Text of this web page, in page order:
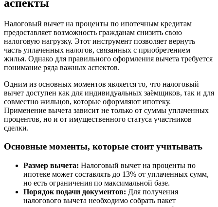
аспекты
Налоговый вычет на проценты по ипотечным кредитам
предоставляет возможность гражданам снизить свою
налоговую нагрузку. Этот инструмент позволяет вернуть
часть уплаченных налогов, связанных с приобретением
жилья. Однако для правильного оформления вычета требуется
понимание ряда важных аспектов.
Одним из основных моментов является то, что налоговый
вычет доступен как для индивидуальных заёмщиков, так и для
совместно жильцов, которые оформляют ипотеку.
Применение вычета зависит не только от суммы уплаченных
процентов, но и от имущественного статуса участников
сделки.
Основные моменты, которые стоит учитывать
Размер вычета: Налоговый вычет на проценты по
ипотеке может составлять до 13% от уплаченных сумм,
но есть ограничения по максимальной базе.
Порядок подачи документов: Для получения
налогового вычета необходимо собрать пакет